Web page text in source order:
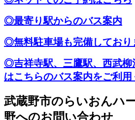
◎最寄り駅からのバス案内
◎無料駐車場も完備しており
◎吉祥寺駅、三鷹駅、西武柳
はこちらのバス案内をご利用
武蔵野市のらいおんハ
野へのお問い合わせ